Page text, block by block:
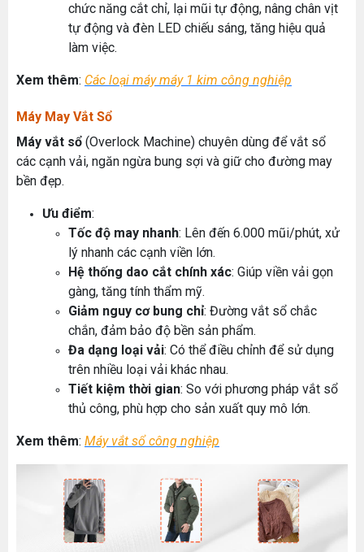
chức năng cắt chỉ, lại mũi tự động, nâng chân vịt
tự động và đèn LED chiếu sáng, tăng hiệu quả
làm việc.
Xem thêm: Các loại máy máy 1 kim công nghiệp
Máy May Vắt Sổ
Máy vắt sổ (Overlock Machine) chuyên dùng để vắt sổ
các cạnh vải, ngăn ngừa bung sợi và giữ cho đường may
bền đẹp.
Ưu điểm:
Tốc độ may nhanh: Lên đến 6.000 mũi/phút, xử
lý nhanh các cạnh viền lớn.
Hệ thống dao cắt chính xác: Giúp viền vải gọn
gàng, tăng tính thẩm mỹ.
Giảm nguy cơ bung chỉ: Đường vắt sổ chắc
chắn, đảm bảo độ bền sản phẩm.
Đa dạng loại vải: Có thể điều chỉnh để sử dụng
trên nhiều loại vải khác nhau.
Tiết kiệm thời gian: So với phương pháp vắt sổ
thủ công, phù hợp cho sản xuất quy mô lớn.
Xem thêm: Máy vắt sổ công nghiệp